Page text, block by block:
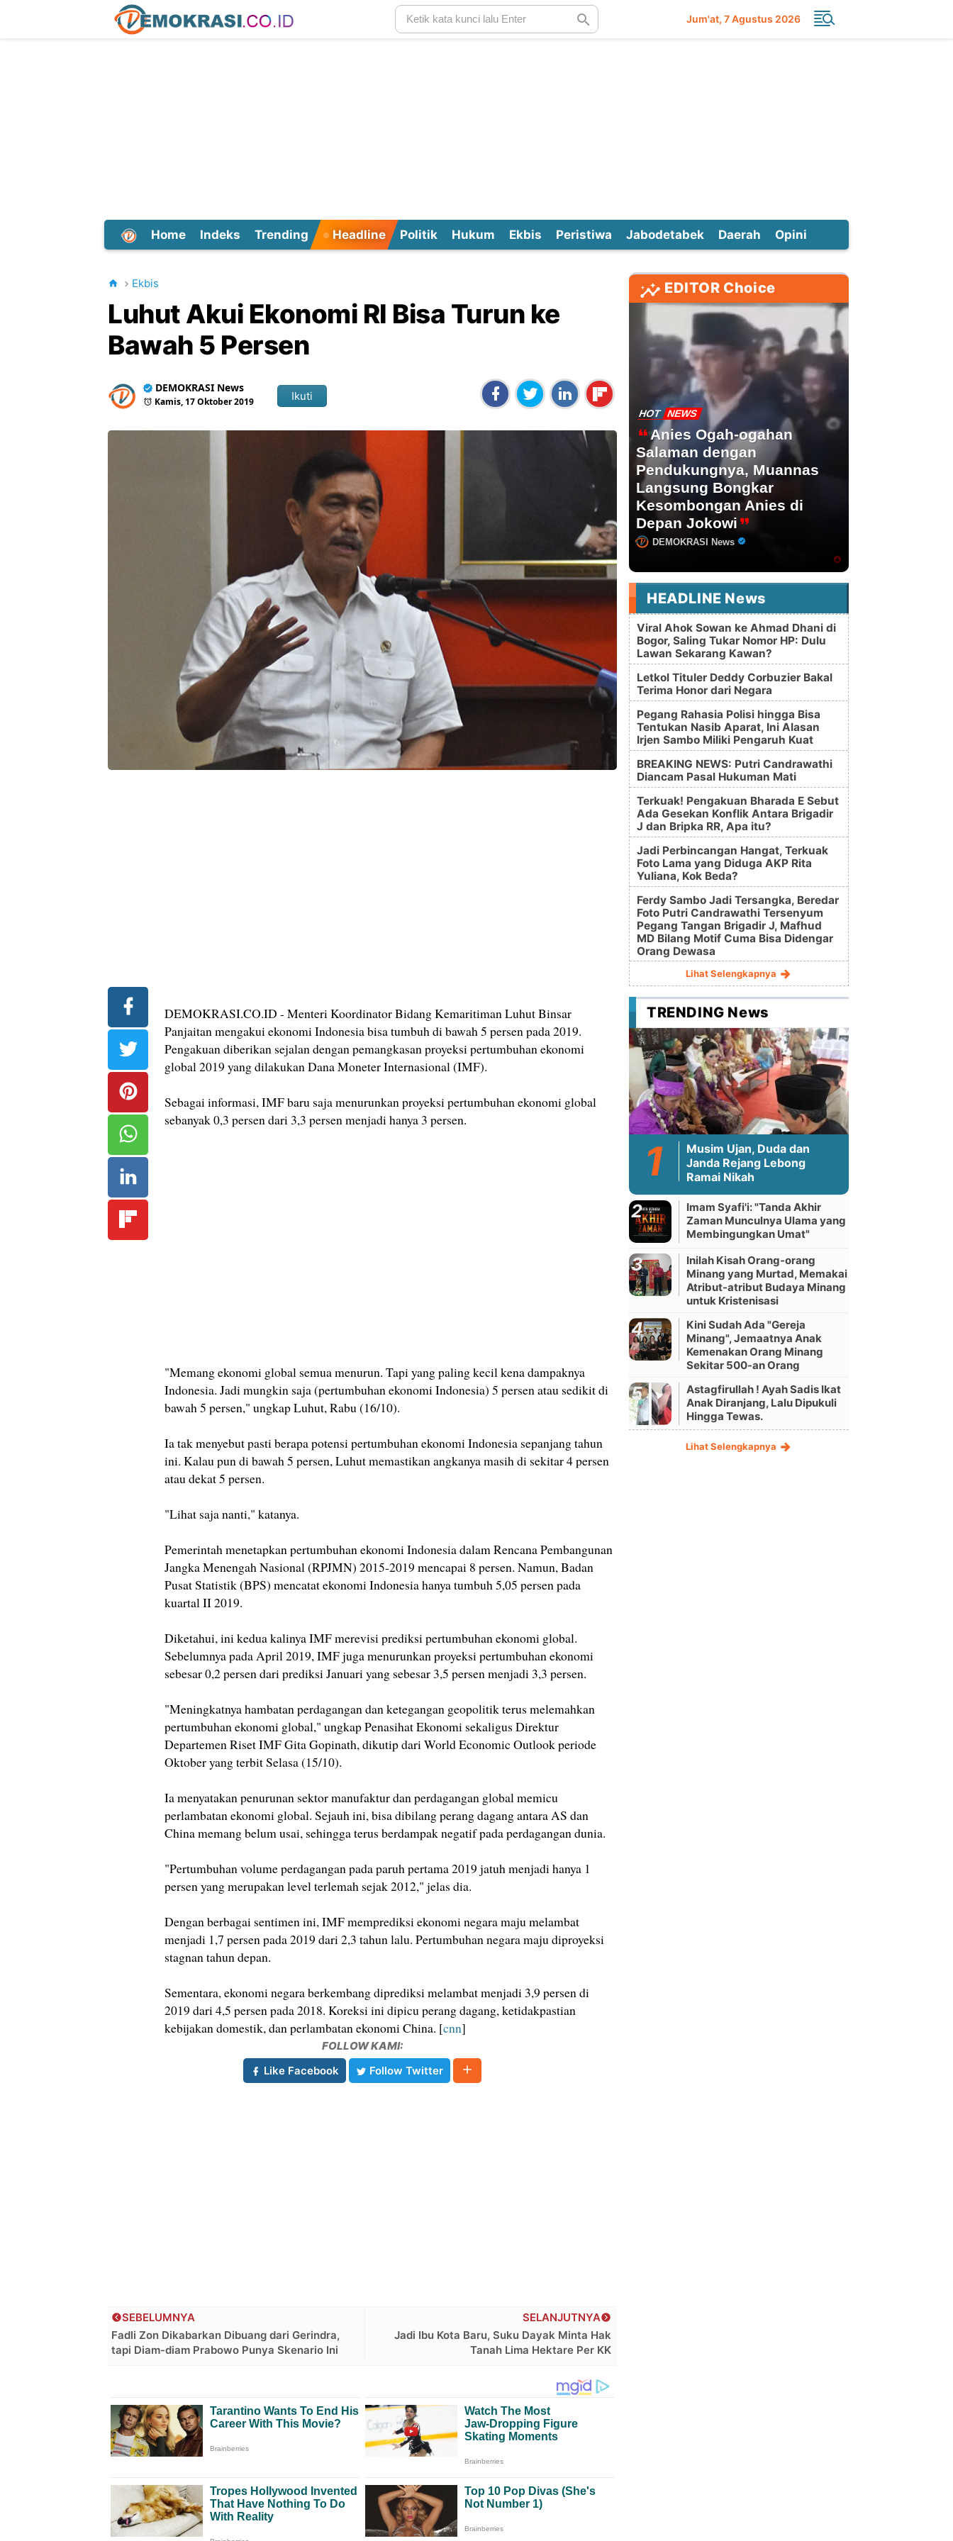
Jum'at 7 Agustus 2026
Home Indeks Trending Headline Politik Hukum Ekbis Peristiwa Jabodetabek Daerah Opini
Ekbis
Luhut Akui Ekonomi RI Bisa Turun ke
Bawah 5 Persen
DEMOKRASI News
Kamis, 17 Oktober 2019 Ikuti
DEMOKRASI.CO.ID - Menteri Koordinator Bidang Kemaritiman Luhut Binsar
Panjaitan mengakui ekonomi Indonesia bisa tumbuh di bawah 5 persen pada 2019.
Pengakuan diberikan sejalan dengan pemangkasan proyeksi pertumbuhan ekonomi
global 2019 yang dilakukan Dana Moneter Internasional (IMF).
Sebagai informasi, IMF baru saja menurunkan proyeksi pertumbuhan ekonomi global
sebanyak 0,3 persen dari 3,3 persen menjadi hanya 3 persen.
"Memang ekonomi global semua menurun. Tapi yang paling kecil kena dampaknya
Indonesia. Jadi mungkin saja (pertumbuhan ekonomi Indonesia) 5 persen atau sedikit di
bawah 5 persen," ungkap Luhut, Rabu (16/10).
Ia tak menyebut pasti berapa potensi pertumbuhan ekonomi Indonesia sepanjang tahun
ini. Kalau pun di bawah 5 persen, Luhut memastikan angkanya masih di sekitar 4 persen
atau dekat 5 persen.
"Lihat saja nanti," katanya.
Pemerintah menetapkan pertumbuhan ekonomi Indonesia dalam Rencana Pembangunan
Jangka Menengah Nasional (RPJMN) 2015-2019 mencapai 8 persen. Namun, Badan
Pusat Statistik (BPS) mencatat ekonomi Indonesia hanya tumbuh 5,05 persen pada
kuartal II 2019.
Diketahui, ini kedua kalinya IMF merevisi prediksi pertumbuhan ekonomi global.
Sebelumnya pada April 2019, IMF juga menurunkan proyeksi pertumbuhan ekonomi
sebesar 0,2 persen dari prediksi Januari yang sebesar 3,5 persen menjadi 3,3 persen.
"Meningkatnya hambatan perdagangan dan ketegangan geopolitik terus melemahkan
pertumbuhan ekonomi global," ungkap Penasihat Ekonomi sekaligus Direktur
Departemen Riset IMF Gita Gopinath, dikutip dari World Economic Outlook periode
Oktober yang terbit Selasa (15/10).
Ia menyatakan penurunan sektor manufaktur dan perdagangan global memicu
perlambatan ekonomi global. Sejauh ini, bisa dibilang perang dagang antara AS dan
China memang belum usai, sehingga terus berdampak negatif pada perdagangan dunia.
"Pertumbuhan volume perdagangan pada paruh pertama 2019 jatuh menjadi hanya 1
persen yang merupakan level terlemah sejak 2012," jelas dia.
Dengan berbagai sentimen ini, IMF memprediksi ekonomi negara maju melambat
menjadi 1,7 persen pada 2019 dari 2,3 tahun lalu. Pertumbuhan negara maju diproyeksi
stagnan tahun depan.
Sementara, ekonomi negara berkembang diprediksi melambat menjadi 3,9 persen di
2019 dari 4,5 persen pada 2018. Koreksi ini dipicu perang dagang, ketidakpastian
kebijakan domestik, dan perlambatan ekonomi China. [cnn]
FOLLOW KAMI:
Like Facebook
Follow Twitter
SELANJUTNYA
Jadi Ibu Kota Baru, Suku Dayak Minta Hak
Tanah Lima Hektare Per KK
SEBELUMNYA
Fadli Zon Dikabarkan Dibuang dari Gerindra,
tapi Diam-diam Prabowo Punya Skenario Ini
EDITOR Choice
HOT NEWS
Anies Ogah-ogahan
Salaman dengan
Pendukungnya, Muannas
Langsung Bongkar
Kesombongan Anies di
Depan Jokowi
DEMOKRASI News
HEADLINE News
Viral Ahok Sowan ke Ahmad Dhani di
Bogor, Saling Tukar Nomor HP: Dulu
Lawan Sekarang Kawan?
Letkol Tituler Deddy Corbuzier Bakal
Terima Honor dari Negara
Pegang Rahasia Polisi hingga Bisa
Tentukan Nasib Aparat, Ini Alasan
Irjen Sambo Miliki Pengaruh Kuat
BREAKING NEWS: Putri Candrawathi
Diancam Pasal Hukuman Mati
Terkuak! Pengakuan Bharada E Sebut
Ada Gesekan Konflik Antara Brigadir
J dan Bripka RR, Apa itu?
Jadi Perbincangan Hangat, Terkuak
Foto Lama yang Diduga AKP Rita
Yuliana, Kok Beda?
Ferdy Sambo Jadi Tersangka, Beredar
Foto Putri Candrawathi Tersenyum
Pegang Tangan Brigadir J, Mafhud
MD Bilang Motif Cuma Bisa Didengar
Orang Dewasa
Lihat Selengkapnya
TRENDING News
Musim Ujan, Duda dan
Janda Rejang Lebong
Ramai Nikah
Imam Syafi'i: "Tanda Akhir
Zaman Munculnya Ulama yang
Membingungkan Umat"
Inilah Kisah Orang-orang
Minang yang Murtad, Memakai
Atribut-atribut Budaya Minang
untuk Kristenisasi
Kini Sudah Ada "Gereja
Minang", Jemaatnya Anak
Kemenakan Orang Minang
Sekitar 500-an Orang
Astagfirullah ! Ayah Sadis Ikat
Anak Diranjang, Lalu Dipukuli
Hingga Tewas.
Lihat Selengkapnya